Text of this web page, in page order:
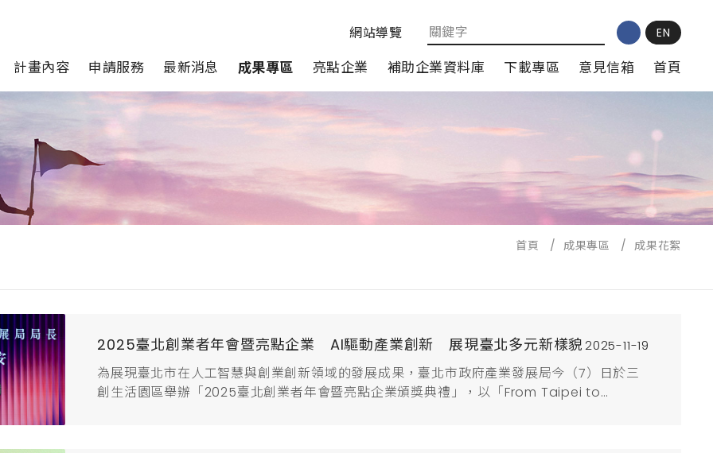
網站導覽 EN
計畫內容 申請服務 最新消息 成果專區 亮點企業 補助企業資料庫 下載專區 意見信箱 首頁
首頁 / 成果專區 / 成果花絮
2025臺北創業者年會暨亮點企業 AI驅動產業創新 展現臺北多元新樣貌 2025-11-19
為展現臺北市在人工智慧與創業創新領域的發展成果，臺北市政府產業發展局今（7）日於三
創生活園區舉辦「2025臺北創業者年會暨亮點企業頒獎典禮」，以「From Taipei to